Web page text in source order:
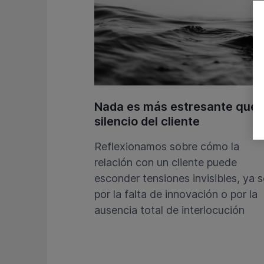
Nada es más estresante que el
silencio del cliente
Reflexionamos sobre cómo la
relación con un cliente puede
esconder tensiones invisibles, ya
por la falta de innovación o por la
ausencia total de interlocución